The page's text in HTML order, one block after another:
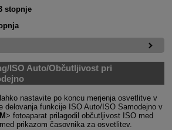
stopnje
ISO Auto/Občutljivost pri
nastavite po koncu merjenja osvetlitve v
delovanja funkcije ISO Auto/ISO Samodejno v
M
fotoaparat prilagodil občutljivost ISO med
prikazom časovnika za osvetlitev.